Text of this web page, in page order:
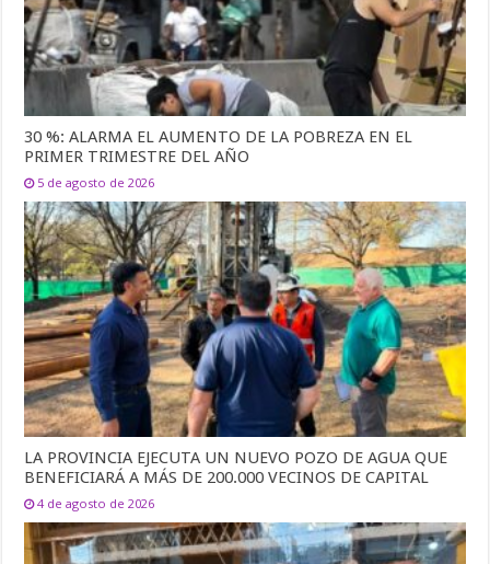
30 %: ALARMA EL AUMENTO DE LA POBREZA EN EL
PRIMER TRIMESTRE DEL AÑO
5 de agosto de 2026
LA PROVINCIA EJECUTA UN NUEVO POZO DE AGUA QUE
BENEFICIARÁ A MÁS DE 200.000 VECINOS DE CAPITAL
4 de agosto de 2026